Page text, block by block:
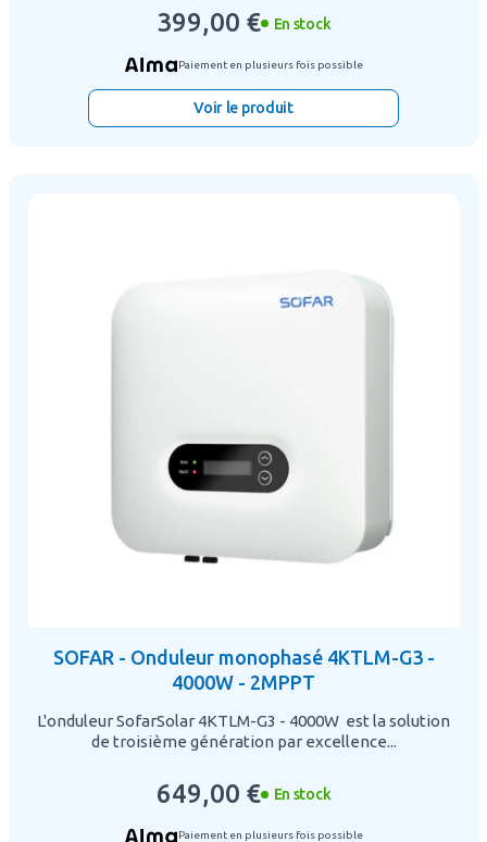
399,00 € En stock
Paiement en plusieurs fois possible
Voir le produit
SOFAR - Onduleur monophasé 4KTLM-G3 -
4000W - 2MPPT
L'onduleur SofarSolar 4KTLM-G3 - 4000W est la solution
de troisième génération par excellence...
649,00 € En stock
Paiement en plusieurs fois possible